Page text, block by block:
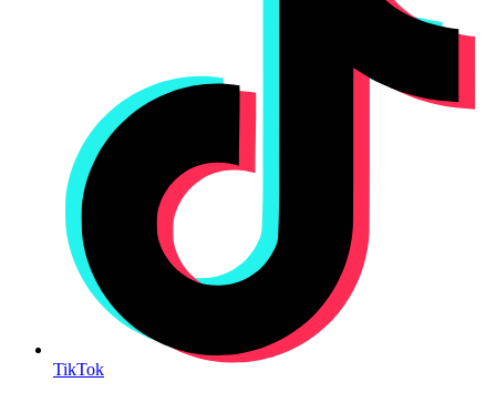
TikTok